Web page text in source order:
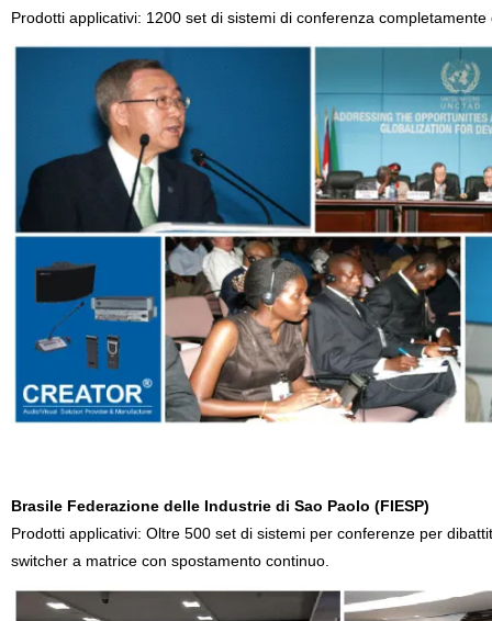
Prodotti applicativi: 1200 set di sistemi di conferenza
Brasile Federazione delle Industrie di Sao Paolo (FIESP)
Prodotti applicativi: Oltre 500 set di sistemi per conferenze per
switcher a matrice con spostamento continuo.